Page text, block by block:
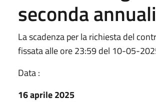
seconda
La scadenza per la richiesta del
fissata alle ore 23:59 del 10-05-
Data :
16 aprile 2025